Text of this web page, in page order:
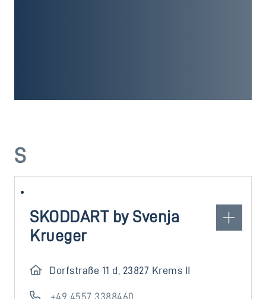
S
SKODDART by Svenja
Krueger
Dorfstraße 11 d, 23827 Krems II
+49 4557 3388460